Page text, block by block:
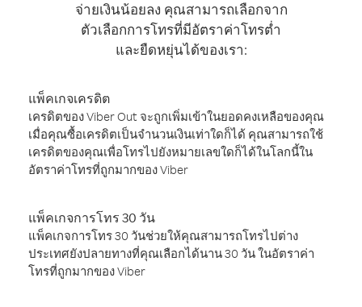
จ่ายเงินน้อยลง คุณสามารถเลือกจาก
ตัวเลือกการโทรที่มีอัตราค่าโทรต่ำ
และยืดหยุ่นได้ของเรา:
แพ็คเกจเครดิต
เครดิตของ Viber Out จะถูกเพิ่มเข้าในยอดคงเหลือของคุณ
เมื่อคุณซื้อเครดิตเป็นจำนวนเงินเท่าใดก็ได้ คุณสามารถใช้
เครดิตของคุณเพื่อโทรไปยังหมายเลขใดก็ได้ในโลกนี้ใน
อัตราค่าโทรที่ถูกมากของ Viber
แพ็คเกจการโทร 30 วัน
แพ็คเกจการโทร 30 วันช่วยให้คุณสามารถโทรไปต่าง
ประเทศยังปลายทางที่คุณเลือกได้นาน 30 วัน ในอัตราค่า
โทรที่ถูกมากของ Viber